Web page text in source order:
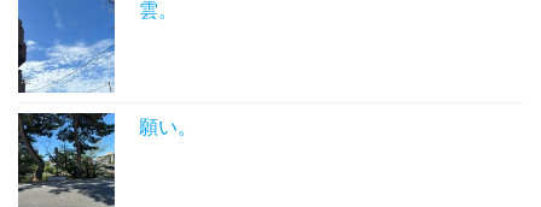
雲。
願い。